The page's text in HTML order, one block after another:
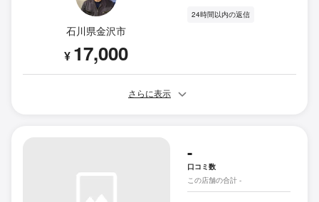
石川県金沢市
¥ 17,000
24時間以内の返信
さらに表示
-
口コミ数
この店舗の合計 -